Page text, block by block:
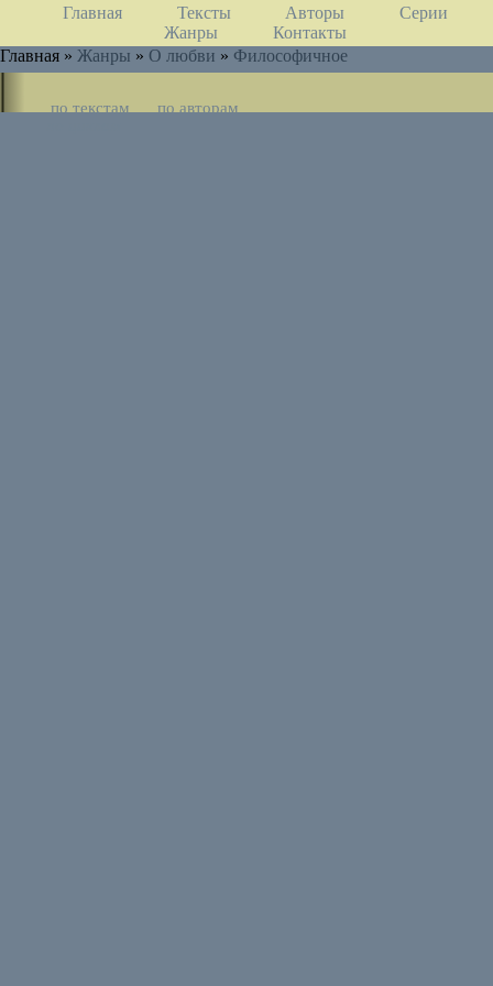
Главная Тексты Авторы
Серии
Жанры
Контакты
Главная » Жанры » О любви » Философичное
по текстам
по авторам